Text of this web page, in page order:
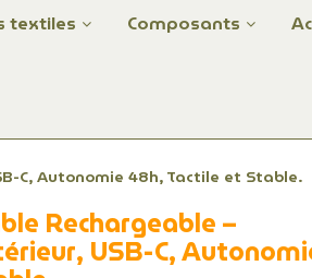
textiles Composants
C, Autonomie 48h, Tactile et Stable.
Rechargeable –
USB-C,